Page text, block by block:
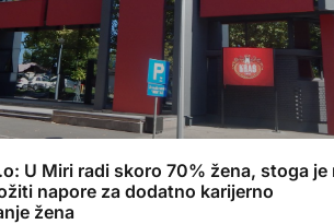
U Miri radi skoro 70% žena, stoga je
napore za dodatno karijerno
žena